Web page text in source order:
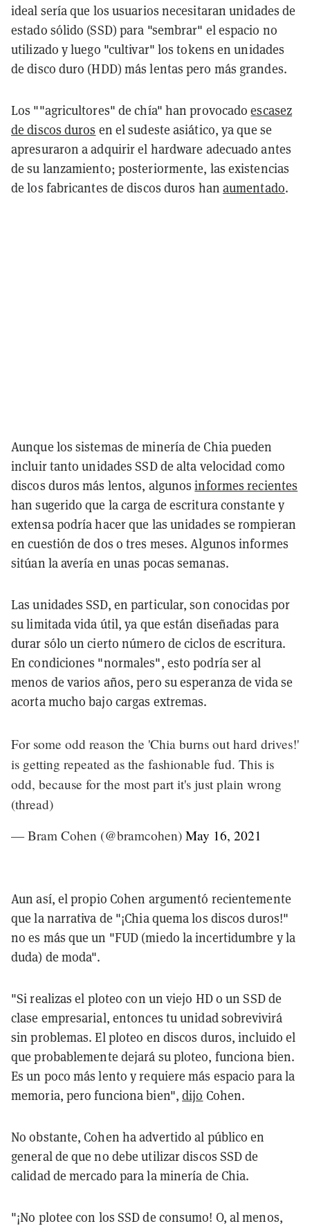
ideal sería que los usuarios necesitaran unidades de
estado sólido (SSD) para "sembrar" el espacio no
utilizado y luego "cultivar" los tokens en unidades
de disco duro (HDD) más lentas pero más grandes.
Los ""agricultores" de chía" han provocadoescasez
de discos duros en el sudeste asiático, ya que se
apresuraron a adquirir el hardware adecuado antes
de su lanzamiento; posteriormente, las existencias
de los fabricantes de discos duros han aumentado.
Aunque los sistemas de minería de Chia pueden
incluir tanto unidades SSD de alta velocidad como
discos duros más lentos, algunosinformes recientes
han sugerido que la carga de escritura constante y
extensa podría hacer que las unidades se rompieran
en cuestión de dos o tres meses. Algunos informes
sitúan la avería en unas pocas semanas.
Las unidades SSD, en particular, son conocidas por
su limitada vida útil, ya que están diseñadas para
durar sólo un cierto número de ciclos de escritura.
En condiciones "normales", esto podría ser al
menos de varios años, pero su esperanza de vida se
acorta mucho bajo cargas extremas.
For some odd reason the 'Chia burns out hard drives!'
is getting repeated as the fashionable fud. This is
odd, because for the most part it's just plain wrong
(thread)
— Bram Cohen (@bramcohen) May 16, 2021
Aun así, el propio Cohen argumentó recientemente
que la narrativa de "¡Chia quema los discos duros!"
no es más que un "FUD (miedo la incertidumbre y la
duda) de moda".
"Si realizas el ploteo con un viejo HD o un SSD de
clase empresarial, entonces tu unidad sobrevivirá
sin problemas. El ploteo en discos duros, incluido el
que probablemente dejará su ploteo, funciona bien.
Es un poco más lento y requiere más espacio para la
memoria, pero funciona bien",dijo Cohen.
No obstante, Cohen ha advertido al público en
general de que no debe utilizar discos SSD de
calidad de mercado para la minería de Chia.
"¡No plotee con los SSD de consumo! O, al menos,